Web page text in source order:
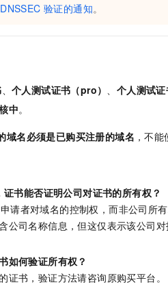
验证的通知。
、个人测试证书（pro） 、 个人测试证
中。
域名必须是已购买注册的域名 ，不
证书能否证明公司对证书的所有权？
请者对域名的控制权，而非公司所
公司名称信息，但这仅表示该公司
如何验证所有权？
证书，验证方法请咨询原购买平台。
个人版上线、团队版降价；千问3.8-Max首发发尝鲜 丰富多元化的应用模版和解
用
依托云原生高可用架构,实现Dify私有化部署
品免费体验 夜间 5 折，Qwen/Meoo/
版）
财税管理
广告营销